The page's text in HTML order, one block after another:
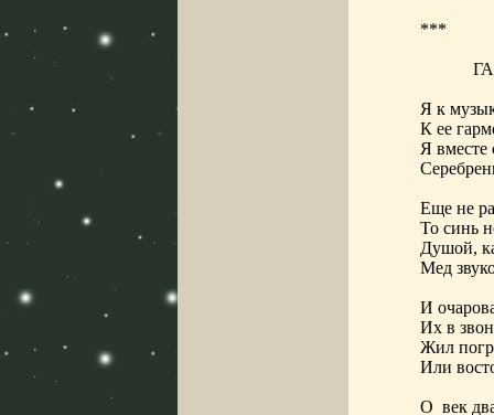
***
Я к
К ее
Я вместе
Еще не
То синь
Душой,
Мед
И
Их в
Жил
Или
О век